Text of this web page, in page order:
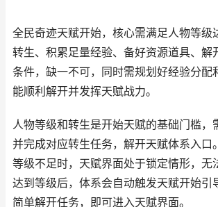
全民奇迹天赋开始，核心需满足人物等级
转生、积累足量经验、备好资源道具、解
条件，缺一不可，同时需规划好经验分配
能顺利解开并发挥天赋战力。
人物等级和转生是开始天赋的基础门槛，
并完成对应转生任务，解开天赋体系入口
等级不足时，天赋界面处于锁定情形，无
达到等级后，体系会自动触发天赋开始引
简单解开任务，即可进入天赋界面。